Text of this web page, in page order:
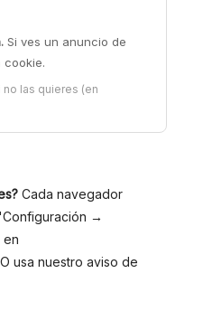
Si ves un anuncio de
cookie.
no las quieres (en
Cada navegador
→
usa nuestro aviso de